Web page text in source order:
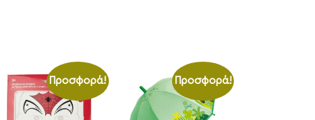
Προσφορά! Προσφορά!